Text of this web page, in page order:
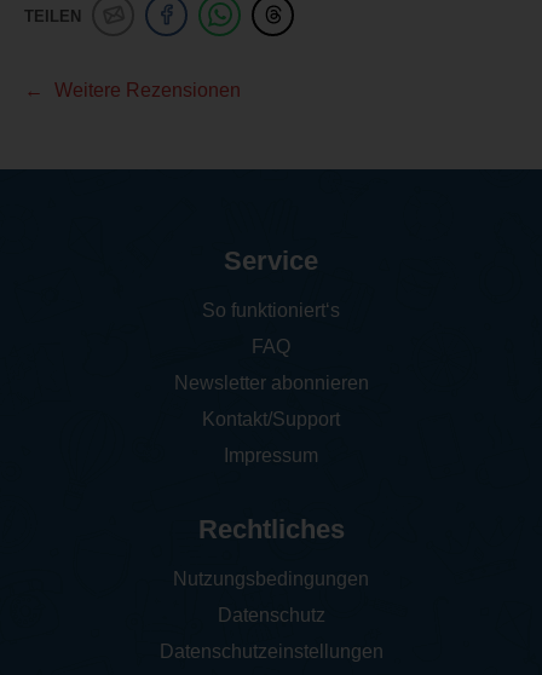
TEILEN
Weitere Rezensionen
Service
So funktioniert‘s
FAQ
Newsletter abonnieren
Kontakt/Support
Impressum
Rechtliches
Nutzungsbedingungen
Datenschutz
Datenschutzeinstellungen